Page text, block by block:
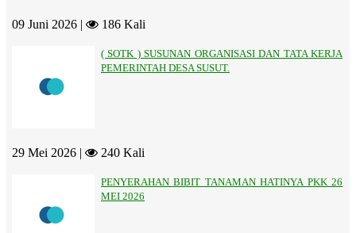
09 Juni 2026 | 186 Kali
( SOTK ) SUSUNAN ORGANISASI DAN TATA KERJA
PEMERINTAH DESA SUSUT.
29 Mei 2026 | 240 Kali
PENYERAHAN BIBIT TANAMAN HATINYA PKK 26
MEI 2026